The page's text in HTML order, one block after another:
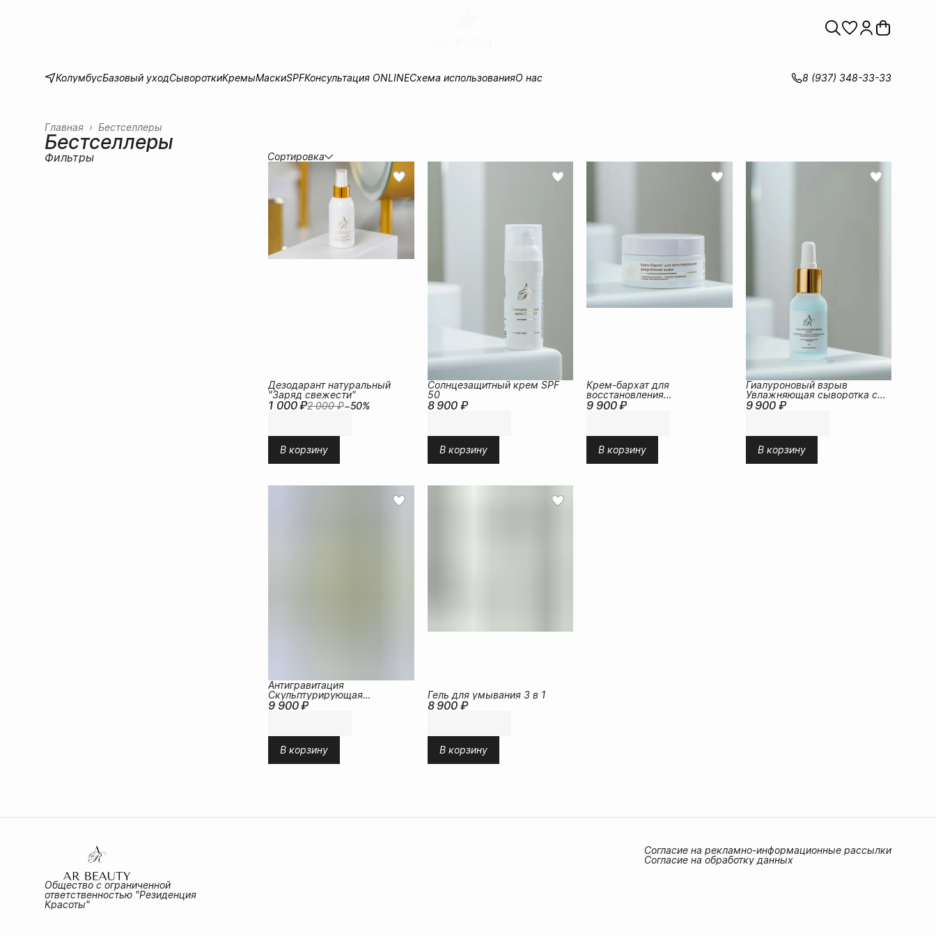
КолумбусБазовый уходСывороткиКремыМаскиSPFКонсультация ONLINEСхема использованияО нас 8 (937) 348-33-33
Бестселлеры
Главная ›
Бестселлеры
Фильтры Сортировка
1 000 ₽2 000 ₽−50%
Дезодарант натуральный
"Заряд свежести"
В корзину
8 900 ₽
Солнцезащитный крем SPF
50
В корзину
9 900 ₽
Крем-бархат для
восстановления
микробиома кожи
В корзину
9 900 ₽
Гиалуроновый взрыв
Увлажняющая сыворотка с
разномолекулярной
В корзину
9 900 ₽
Антигравитация
Скульптурирующая
сыворотка для лица, шеи и
В корзину
8 900 ₽
Гель для умывания 3 в 1
В корзину
Общество с ограниченной
ответственностью "Резиденция
Красоты"
Согласие на рекламно-информационные рассылки
Согласие на обработку данных